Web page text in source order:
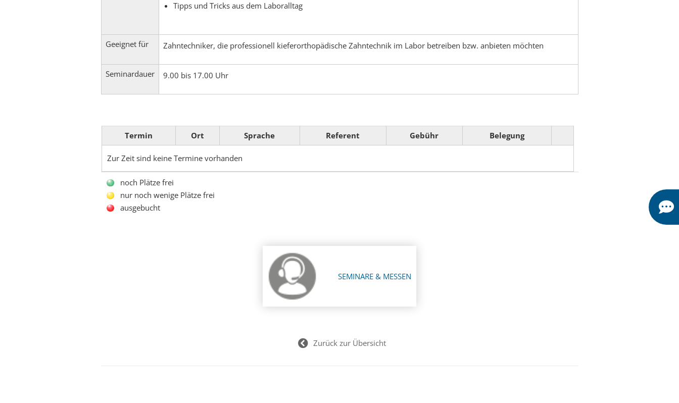
Tipps und Tricks aus dem Laboralltag
Geeignet für Zahntechniker, die professionell kieferorthopädische Zahntechnik im Labor betreiben bzw. anbieten möchten
Seminardauer 9.00 bis 17.00 Uhr
Termin Ort Sprache Referent Gebühr Belegung
Zur Zeit sind keine Termine vorhanden
noch Plätze frei
nur noch wenige Plätze frei
ausgebucht
SEMINARE & MESSEN
Zurück zur Übersicht